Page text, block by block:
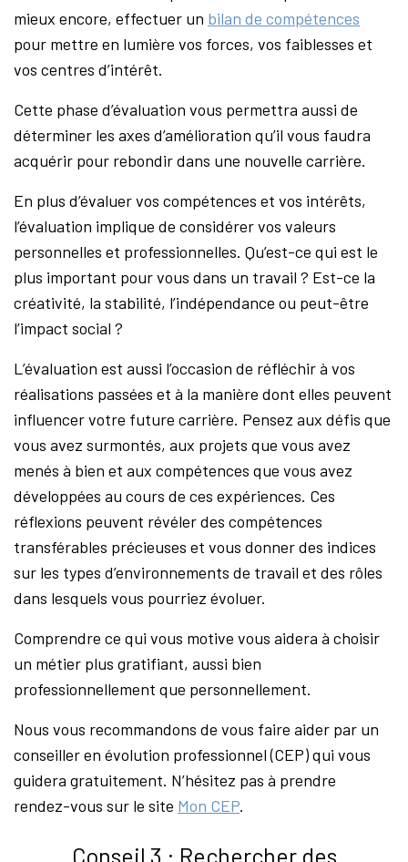
mieux encore, effectuer un bilan de compétences
pour mettre en lumière vos forces, vos faiblesses et
vos centres d’intérêt.
Cette phase d’évaluation vous permettra aussi de
déterminer les axes d’amélioration qu’il vous faudra
acquérir pour rebondir dans une nouvelle carrière.
En plus d’évaluer vos compétences et vos intérêts,
l’évaluation implique de considérer vos valeurs
personnelles et professionnelles. Qu’est-ce qui est le
plus important pour vous dans un travail ? Est-ce la
créativité, la stabilité, l’indépendance ou peut-être
l’impact social ?
L’évaluation est aussi l’occasion de réfléchir à vos
réalisations passées et à la manière dont elles peuvent
influencer votre future carrière. Pensez aux défis que
vous avez surmontés, aux projets que vous avez
menés à bien et aux compétences que vous avez
développées au cours de ces expériences. Ces
réflexions peuvent révéler des compétences
transférables précieuses et vous donner des indices
sur les types d’environnements de travail et des rôles
dans lesquels vous pourriez évoluer.
Comprendre ce qui vous motive vous aidera à choisir
un métier plus gratifiant, aussi bien
professionnellement que personnellement.
Nous vous recommandons de vous faire aider par un
conseiller en évolution professionnel (CEP) qui vous
guidera gratuitement. N’hésitez pas à prendre
rendez-vous sur le site Mon CEP.
Conseil 3 : Rechercher des